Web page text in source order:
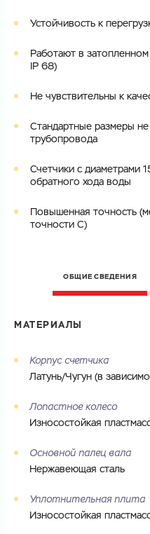
Комментарий
Номер телефона
Город
ЗАГРУЗИТЬ
МБ)
Устойчивость к
Работают в
IP 68)
Не чувствительны к
Cтандартные размеры
трубопровода
Счетчики с диаметрами
обратного хода воды
Повышенная точность
точности C)
ОБЩИЕ СВЕДЕНИЯ
МАТЕРИАЛЫ
Корпус счетчика
Латунь/Чугун (в
Лопастное колесо
Износостойкая
Основной палец вала
Нержавеющая сталь
Уплотнительная плита
Износостойкая